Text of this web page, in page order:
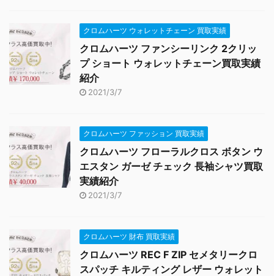
クロムハーツ ウォレットチェーン 買取実績
クロムハーツ ファンシーリンク 2クリッ
プ ショート ウォレットチェーン買取実績
紹介
2021/3/7
クロムハーツ ファッション 買取実績
クロムハーツ フローラルクロス ボタン ウ
エスタン ガーゼ チェック 長袖シャツ買取
実績紹介
2021/3/7
クロムハーツ 財布 買取実績
クロムハーツ REC F ZIP セメタリークロ
スパッチ キルティング レザー ウォレット